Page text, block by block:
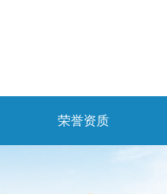
荣誉资质